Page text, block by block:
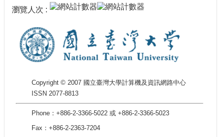
瀏覽人次
Copyright © 2007 國立臺灣大學計算機及資訊網路中心
ISSN 2077-8813
Phone：+886-2-3366-5022 或 +886-2-3366-5023
Fax：+886-2-2363-7204